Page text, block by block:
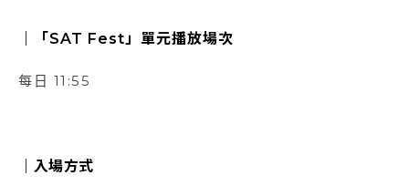
｜「SAT Fest」單元播放場次
每日 11:55
入場方式